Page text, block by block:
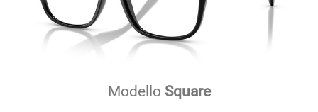
Modello Square